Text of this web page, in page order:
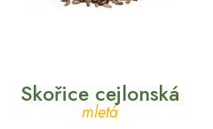
Skořice cejlonská
mletá